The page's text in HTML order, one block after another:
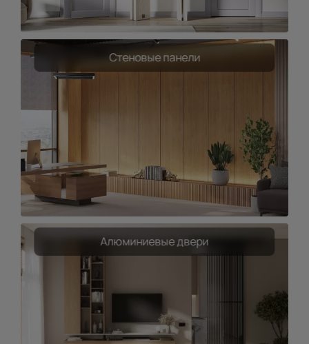
Стеновые панели
Алюминиевые двери